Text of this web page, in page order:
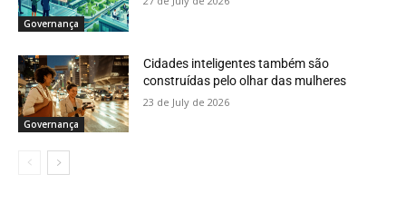
Governança
Governança
Cidades inteligentes também são
construídas pelo olhar das mulheres
23 de July de 2026